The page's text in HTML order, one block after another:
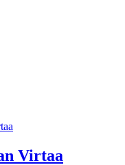
Virtaa